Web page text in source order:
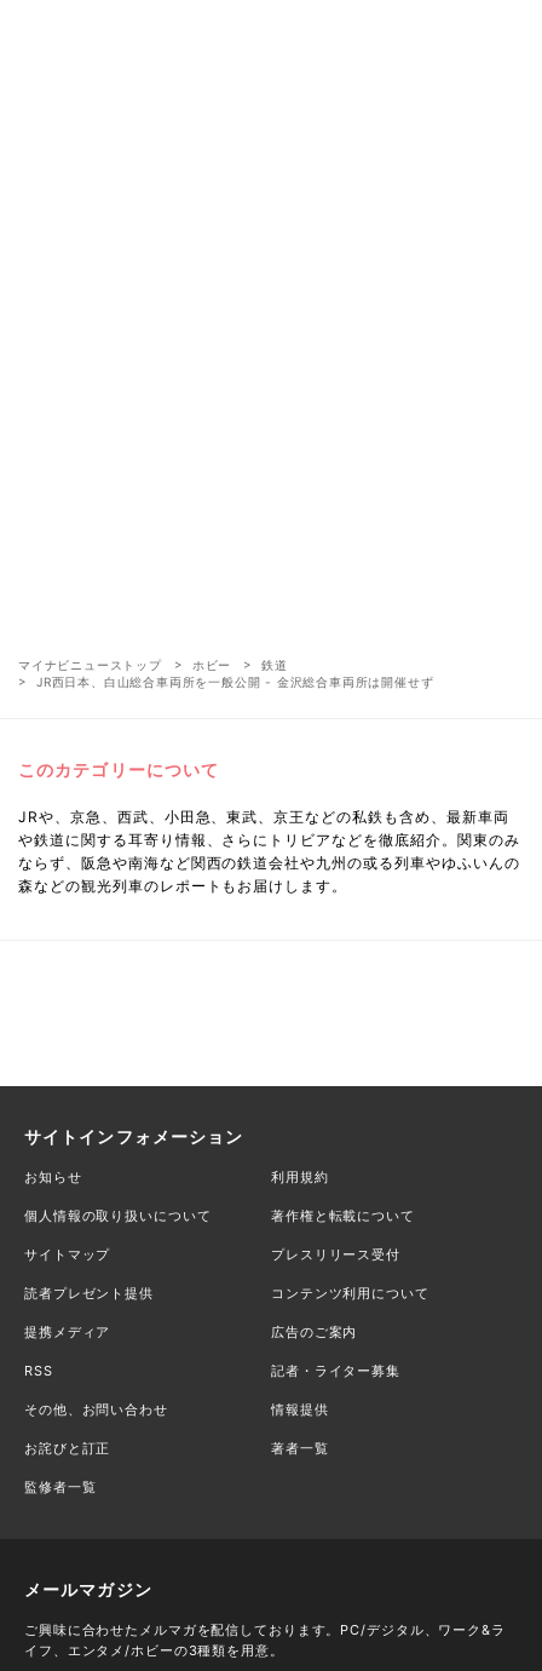
マイナビニューストップ ホビー
鉄道
JR西日本、白山総合車両所を一般公開 - 金沢総合車両所は開催せず
このカテゴリーについて
JRや、京急、西武、小田急、東武、京王などの私鉄も含め、最新車両
や鉄道に関する耳寄り情報、さらにトリビアなどを徹底紹介。関東のみ
ならず、阪急や南海など関西の鉄道会社や九州の或る列車やゆふいんの
森などの観光列車のレポートもお届けします。
サイトインフォメーション
お知らせ 利用規約
個人情報の取り扱いについて 著作権と転載について
サイトマップ プレスリリース受付
読者プレゼント提供 コンテンツ利用について
提携メディア 広告のご案内
RSS 記者・ライター募集
その他、お問い合わせ 情報提供
お詫びと訂正 著者一覧
監修者一覧
メールマガジン
ご興味に合わせたメルマガを配信しております。PC/デジタル、ワーク&ラ
イフ、エンタメ/ホビーの3種類を用意。